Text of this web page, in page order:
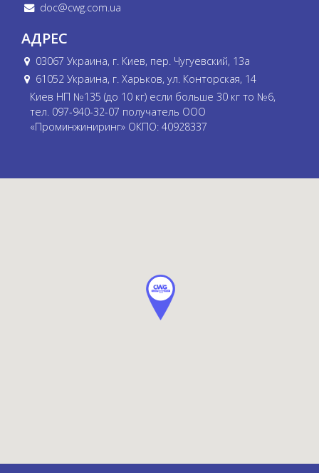
doc@cwg.com.ua
АДРЕС
03067 Украина, г. Киев, пер. Чугуевский, 13а
61052 Украина, г. Харьков, ул. Конторская, 14
Киев НП №135 (до 10 кг) если больше 30 кг то №6,
тел. 097-940-32-07 получатель ООО
«Проминжиниринг» ОКПО: 40928337